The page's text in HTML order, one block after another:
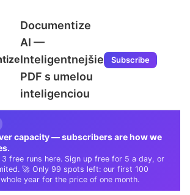
Documentize
AI —
Inteligentnejšie
PDF s umelou
inteligenciou
Subscribe
capacity — subscribers are how we
free runs here. Sign up free for 5 a day, or
🚀 Only 99 spots left: our first 100
year for the price of one month.